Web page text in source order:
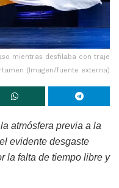
mientras desfilaba con traje
(Imagen/fuente externa)
atmósfera previa a la
evidente desgaste
la falta de tiempo libre y